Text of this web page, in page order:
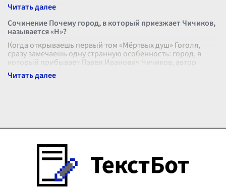
Сочинение Почему город, в который приезжает Чичиков,
называется «Н»?
Когда открываешь первый том «Мёртвых душ» Гоголя,
сразу замечаешь одну странную особенность: город, в
который прибывает Павел Иванович Чичиков, автор
упорно называет не каким-нибуд